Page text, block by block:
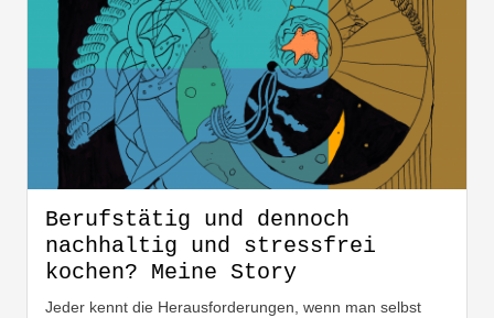
Berufstätig und dennoch
nachhaltig und stressfrei
kochen? Meine Story
Jeder kennt die Herausforderungen, wenn man selbst